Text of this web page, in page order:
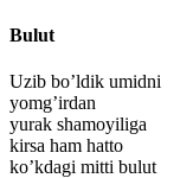
Bulut
Uzib bo’ldik umidni
yomg’irdan
yurak shamoyiliga
kirsa ham hatto
ko’kdagi mitti bulut